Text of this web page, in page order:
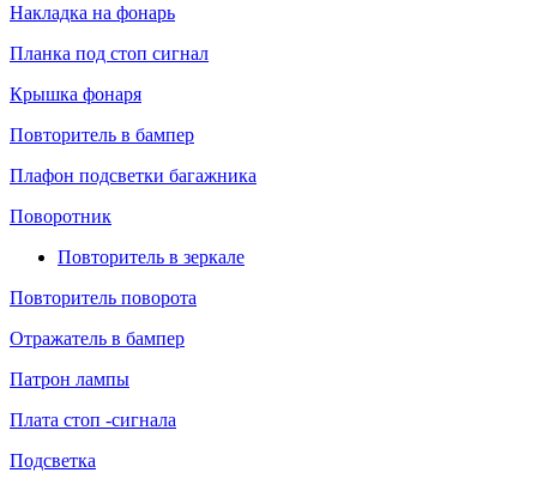
Накладка на фонарь
Планка под стоп сигнал
Крышка фонаря
Повторитель в бампер
Плафон подсветки багажника
Поворотник
Повторитель в зеркале
Повторитель поворота
Отражатель в бампер
Патрон лампы
Плата стоп -сигнала
Подсветка